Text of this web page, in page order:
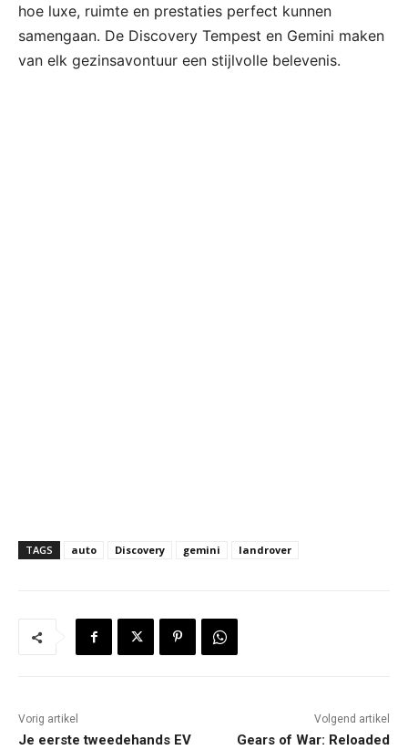
hoe luxe, ruimte en prestaties perfect kunnen
samengaan. De Discovery Tempest en Gemini maken
van elk gezinsavontuur een stijlvolle belevenis.
TAGS auto Discovery gemini landrover
Vorig artikel
Je eerste tweedehands EV
Volgend artikel
Gears of War: Reloaded